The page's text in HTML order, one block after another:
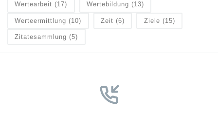
Wertearbeit (17) Wertebildung (13)
Werteermittlung (10) Zeit (6) Ziele (15)
Zitatesammlung (5)